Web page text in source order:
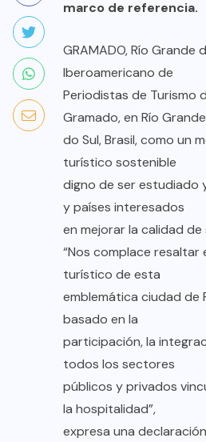
marco de referencia.
GRAMADO, Río Grande
Iberoamericano de
Periodistas de Turismo
Gramado, en Río Grande
do Sul, Brasil, como un
turístico sostenible
digno de ser estudiado
y países interesados
en mejorar la calidad
“Nos complace
turístico de esta
emblemática ciudad de
basado en la
participación, la
todos los sectores
públicos y privados
la hospitalidad”,
expresa una